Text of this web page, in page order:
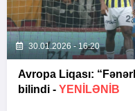
30.01.2026 - 16:20
Avropa Liqası:
bilindi - YENİLƏNİB